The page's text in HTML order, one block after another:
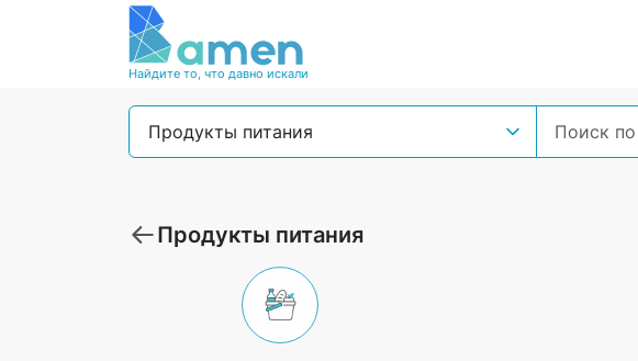
Найдите то, что давно искали
Продукты питания
Продукты питания